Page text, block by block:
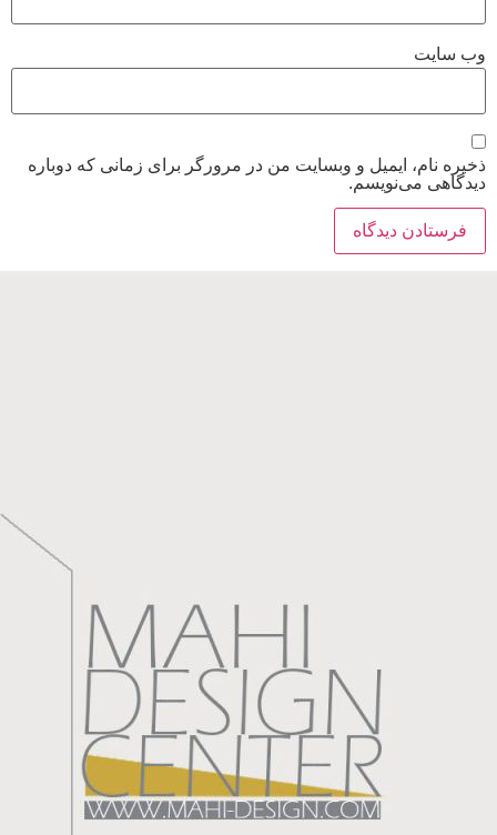
وب‌ سایت
ذخیره نام، ایمیل و وبسایت من در مرورگر برای زمانی که دوباره
دیدگاهی می‌نویسم.